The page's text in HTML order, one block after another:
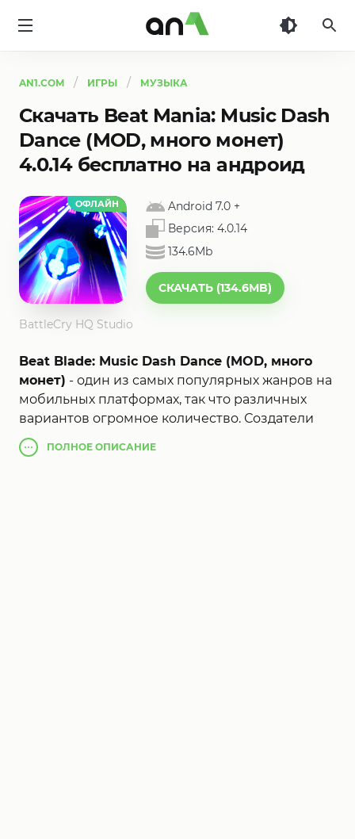
AN1.COM ИГРЫ МУЗЫКА
Скачать Beat Mania: Music Dash
Dance (MOD, много монет)
4.0.14 бесплатно на андроид
ОФЛАЙН Android 7.0 +
Версия: 4.0.14
134.6Mb
СКАЧАТЬ (134.6MB)
BattleCry HQ Studio
Beat Blade: Music Dash Dance (MOD, много
монет) - один из самых популярных жанров на
мобильных платформах, так что различных
вариантов огромное количество. Создатели
игры под названием Beat Blade решили
объединить в одном проекте два направления,
ПОЛНОЕ ОПИСАНИЕ